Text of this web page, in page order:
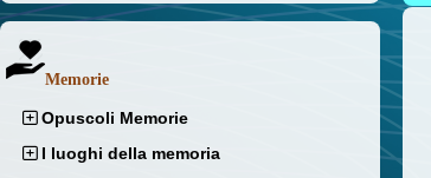
Memorie
Opuscoli Memorie
I luoghi della memoria